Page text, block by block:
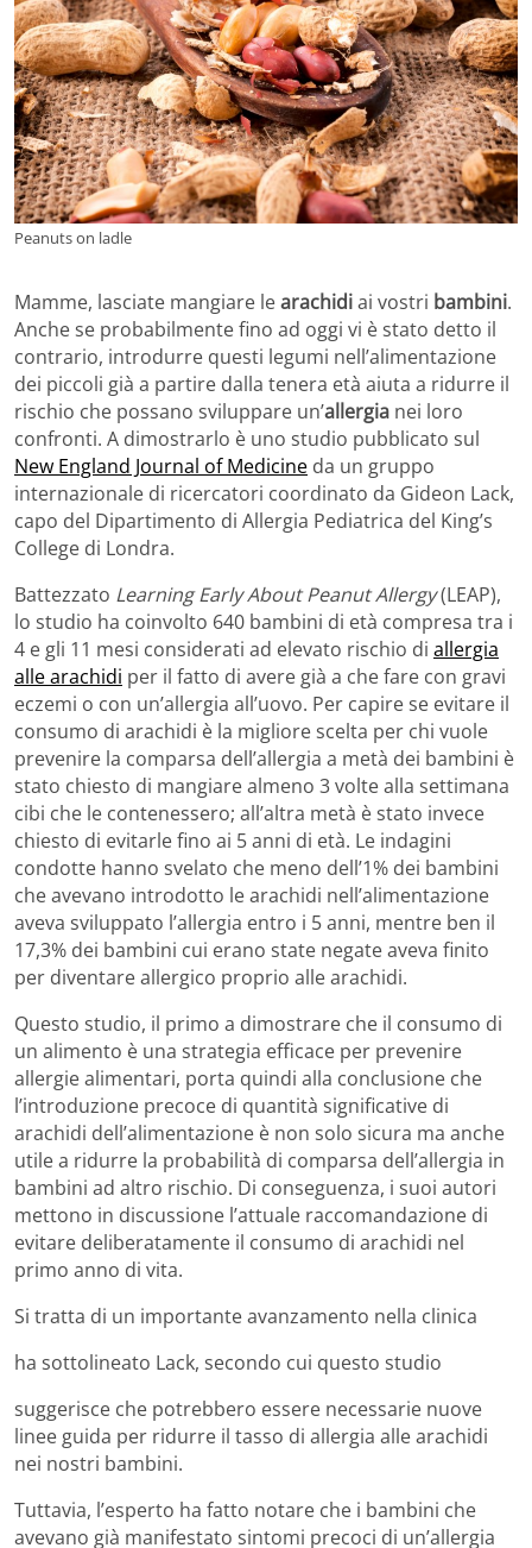
Peanuts on ladle
Mamme, lasciate mangiare learachidiai vostri bambini.
Anche se probabilmente fino ad oggi vi è stato detto il
contrario, introdurre questi legumi nell’alimentazione
dei piccoli già a partire dalla tenera età aiuta a ridurre il
rischio che possano sviluppare un’allergia nei loro
confronti. A dimostrarlo è uno studio pubblicato sul
New England Journal of Medicine da un gruppo
internazionale di ricercatori coordinato da Gideon Lack,
capo del Dipartimento di Allergia Pediatrica del King’s
College di Londra.
Battezzato Learning Early About Peanut Allergy(LEAP),
lo studio ha coinvolto 640 bambini di età compresa tra i
4 e gli 11 mesi considerati ad elevato rischio di allergia
alle arachidi per il fatto di avere già a che fare con gravi
eczemi o con un’allergia all’uovo. Per capire se evitare il
consumo di arachidi è la migliore scelta per chi vuole
prevenire la comparsa dell’allergia a metà dei bambini è
stato chiesto di mangiare almeno 3 volte alla settimana
cibi che le contenessero; all’altra metà è stato invece
chiesto di evitarle fino ai 5 anni di età. Le indagini
condotte hanno svelato che meno dell’1% dei bambini
che avevano introdotto le arachidi nell’alimentazione
aveva sviluppato l’allergia entro i 5 anni, mentre ben il
17,3% dei bambini cui erano state negate aveva finito
per diventare allergico proprio alle arachidi.
Questo studio, il primo a dimostrare che il consumo di
un alimento è una strategia efficace per prevenire
allergie alimentari, porta quindi alla conclusione che
l’introduzione precoce di quantità significative di
arachidi dell’alimentazione è non solo sicura ma anche
utile a ridurre la probabilità di comparsa dell’allergia in
bambini ad altro rischio. Di conseguenza, i suoi autori
mettono in discussione l’attuale raccomandazione di
evitare deliberatamente il consumo di arachidi nel
primo anno di vita.
Si tratta di un importante avanzamento nella clinica
ha sottolineato Lack, secondo cui questo studio
suggerisce che potrebbero essere necessarie nuove
linee guida per ridurre il tasso di allergia alle arachidi
nei nostri bambini.
Tuttavia, l’esperto ha fatto notare che i bambini che
avevano già manifestato sintomi precoci di un’allergia